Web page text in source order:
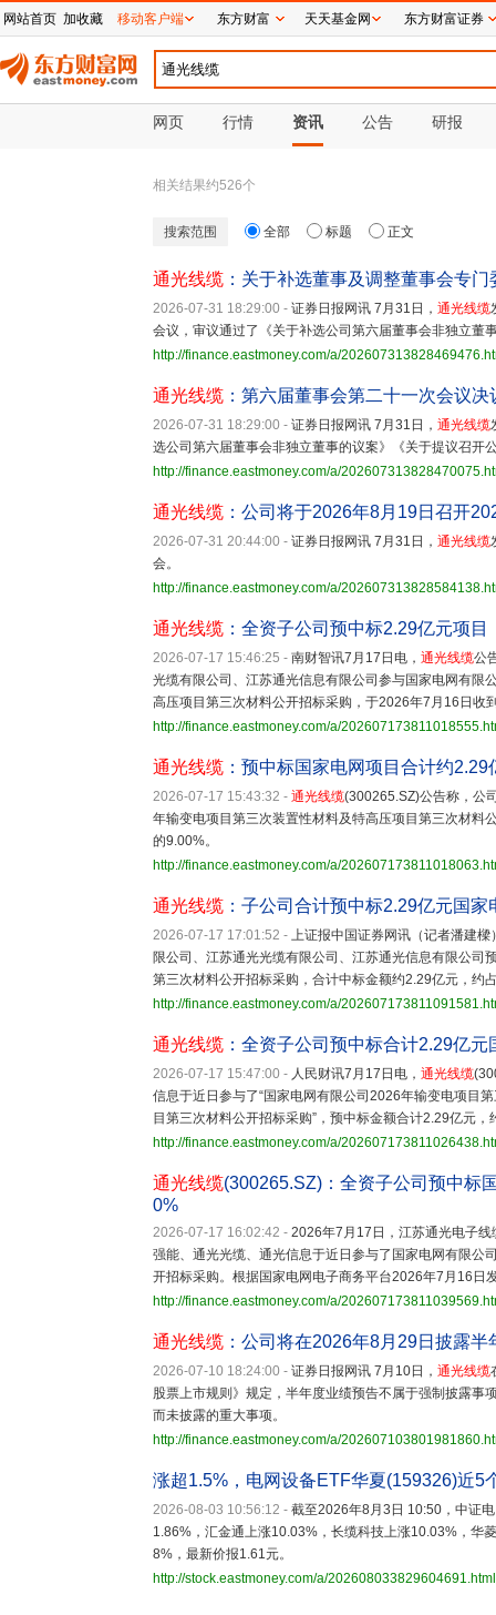
网页 行情 资讯 公告 研报
相关结果约526个
搜索范围 全部 标题 正文
通光线缆 ：关于补选董事及调整董事会专
2026-07-31 18:29:00 - 证券日报网讯 7月31日， 通光线缆
会议，审议通过了《关于补选公司第六届董事会非独立董
http://finance.eastmoney.com/a/
通光线缆 ：第六届董事会第二十一次会议决
2026-07-31 18:29:00 - 证券日报网讯 7月31日， 通光线缆
选公司第六届董事会非独立董事的议案》《关于提议召开
http://finance.eastmoney.com/a/
通光线缆 ：公司将于2026年8月19日召开
2026-07-31 20:44:00 - 证券日报网讯 7月31日， 通光线缆
会。
http://finance.eastmoney.com/a/
通光线缆 ：全资子公司预中标2.29亿元项目
2026-07-17 15:46:25 - 南财智讯7月17日电， 通光线缆公
光缆有限公司、江苏通光信息有限公司参与国家电网有
高压项目第三次材料公开招标采购，于2026年7月16日收
http://finance.eastmoney.com/a/
通光线缆 ：预中标国家电网项目合计约2.29
2026-07-17 15:43:32 - 通光线缆(300265.SZ)公告称，公
年输变电项目第三次装置性材料及特高压项目第三次材
的9.00%。
http://finance.eastmoney.com/a/
通光线缆 ：子公司合计预中标2.29亿元国家
2026-07-17 17:01:52 - 上证报中国证券网讯（记者潘建樑
限公司、江苏通光光缆有限公司、江苏通光信息有限公
第三次材料公开招标采购，合计中标金额约2.29亿元，约
http://finance.eastmoney.com/a/
通光线缆 ：全资子公司预中标合计2.29亿元
2026-07-17 15:47:00 - 人民财讯7月17日电， 通光线缆
信息于近日参与了“国家电网有限公司2026年输变电项目
目第三次材料公开招标采购”，预中标金额合计2.29亿元，
http://finance.eastmoney.com/a/
通光线缆(300265.SZ)：全资子公司预中标
0%
2026-07-17 16:02:42 - 2026年7月17日，江苏通光电子
强能、通光光缆、通光信息于近日参与了国家电网有限公
开招标采购。根据国家电网电子商务平台2026年7月16日
http://finance.eastmoney.com/a/
通光线缆 ：公司将在2026年8月29日披露半
2026-07-10 18:24:00 - 证券日报网讯 7月10日， 通光线缆
股票上市规则》规定，半年度业绩预告不属于强制披露
而未披露的重大事项。
http://finance.eastmoney.com/a/
涨超1.5%，电网设备ETF华夏(159326)近5
2026-08-03 10:56:12 - 截至2026年8月3日 10:50，中证
1.86%，汇金通上涨10.03%，长缆科技上涨10.03%，华
8%，最新价报1.61元。
http://stock.eastmoney.com/a/202608033829604691.html
网站首页 加收藏 移动客户端 东方财富 天天基金网 东方财富证券